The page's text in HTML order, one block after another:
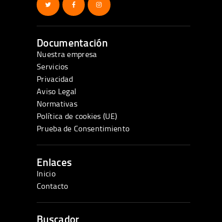
Documentación
Nuestra empresa
Servicios
Privacidad
Aviso Legal
Normativas
Política de cookies (UE)
Prueba de Consentimiento
Enlaces
Inicio
Contacto
Buscador